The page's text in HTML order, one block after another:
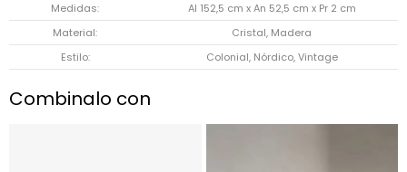
Medidas
Al 152,5 cm x An 52,5 cm x Pr 2 cm
Material
Cristal, Madera
Estilo
Colonial, Nórdico, Vintage
Combinalo con